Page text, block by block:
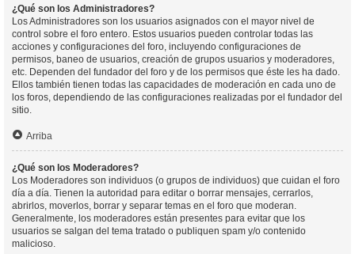
¿Qué son los Administradores?
Los Administradores son los usuarios asignados con el mayor nivel de
control sobre el foro entero. Estos usuarios pueden controlar todas las
acciones y configuraciones del foro, incluyendo configuraciones de
permisos, baneo de usuarios, creación de grupos usuarios y moderadores,
etc. Dependen del fundador del foro y de los permisos que éste les ha dado.
Ellos también tienen todas las capacidades de moderación en cada uno de
los foros, dependiendo de las configuraciones realizadas por el fundador del
sitio.
Arriba
¿Qué son los Moderadores?
Los Moderadores son individuos (o grupos de individuos) que cuidan el foro
día a día. Tienen la autoridad para editar o borrar mensajes, cerrarlos,
abrirlos, moverlos, borrar y separar temas en el foro que moderan.
Generalmente, los moderadores están presentes para evitar que los
usuarios se salgan del tema tratado o publiquen spam y/o contenido
malicioso.